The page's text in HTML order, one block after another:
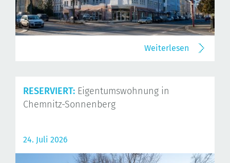
Weiterlesen
RESERVIERT: Eigentumswohnung in
Chemnitz-Sonnenberg
24. Juli 2026